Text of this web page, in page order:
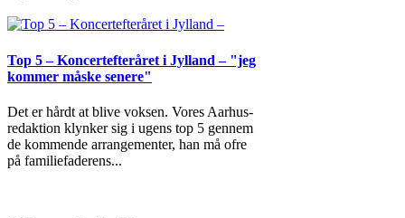
Top 5 – Koncertefteråret i Jylland – "jeg
kommer måske senere"
Det er hårdt at blive voksen. Vores Aarhus-
redaktion klynker sig i ugens top 5 gennem
de kommende arrangementer, han må ofre
på familiefaderens...